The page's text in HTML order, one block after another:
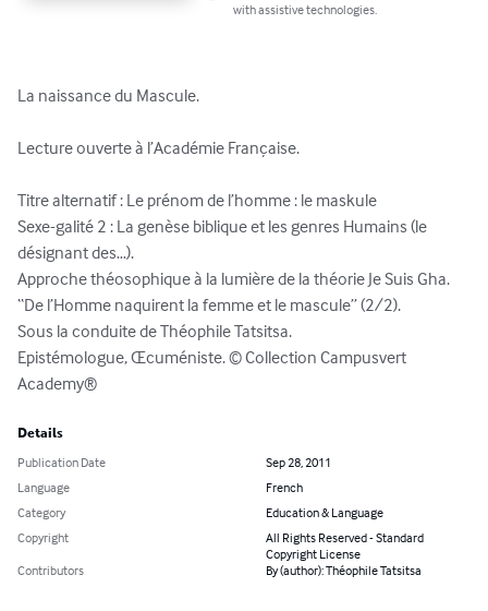
with assistive technologies.
La naissance du Mascule.
Lecture ouverte à l’Académie Française.
Titre alternatif : Le prénom de l’homme : le maskule
Sexe-galité 2 : La genèse biblique et les genres Humains (le
désignant des…).
Approche théosophique à la lumière de la théorie Je Suis Gha.
‘‘De l’Homme naquirent la femme et le mascule’’ (2/2).
Sous la conduite de Théophile Tatsitsa.
Epistémologue, Œcuméniste. © Collection Campusvert
Academy®
Details
Publication Date
Sep 28, 2011
Language
French
Category
Education & Language
Copyright
All Rights Reserved - Standard
Copyright License
Contributors
By (author): Théophile Tatsitsa